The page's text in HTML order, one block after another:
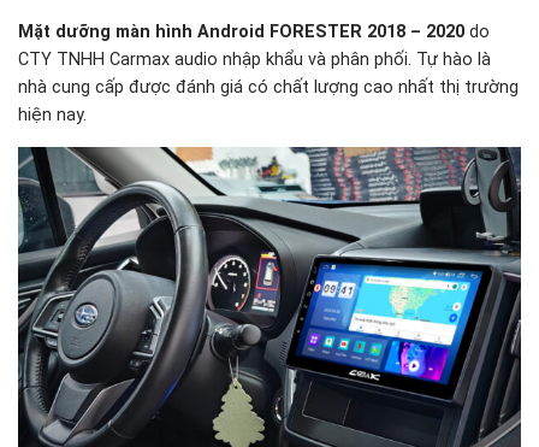
Mặt dưỡng màn hình Android FORESTER 2018 – 2020 do
CTY TNHH Carmax audio nhập khẩu và phân phối. Tự hào là
nhà cung cấp được đánh giá có chất lượng cao nhất thị trường
hiện nay.